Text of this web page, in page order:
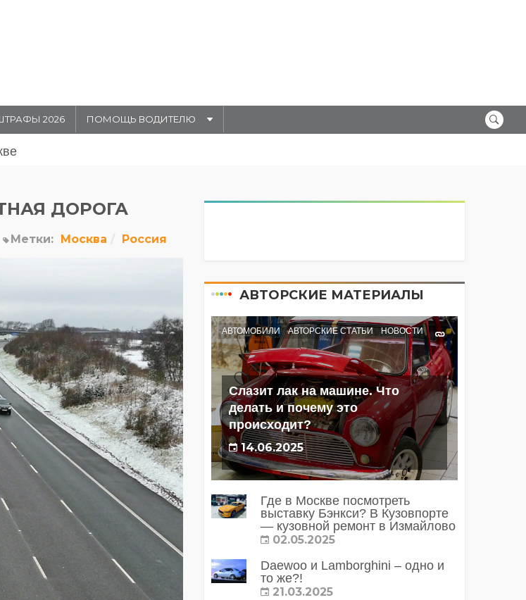
2026 ПОМОЩЬ ВОДИТЕЛЮ
в Москве
ДОРОГА
Метки: Москва Россия
АВТОРСКИЕ МАТЕРИАЛЫ
АВТОМОБИЛИ АВТОРСКИЕ СТАТЬИ НОВОСТИ
Слазит лак на машине. Что
делать и почему это
происходит?
14.06.2025
Где в Москве посмотреть
выставку Бэнкси? В Кузовпорте
— кузовной ремонт в Измайлово
02.05.2025
Daewoo и Lamborghini – одно и
то же?!
21.03.2025